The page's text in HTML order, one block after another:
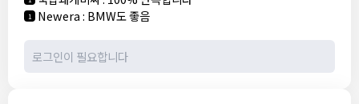
1 Newera: BMW도 좋음